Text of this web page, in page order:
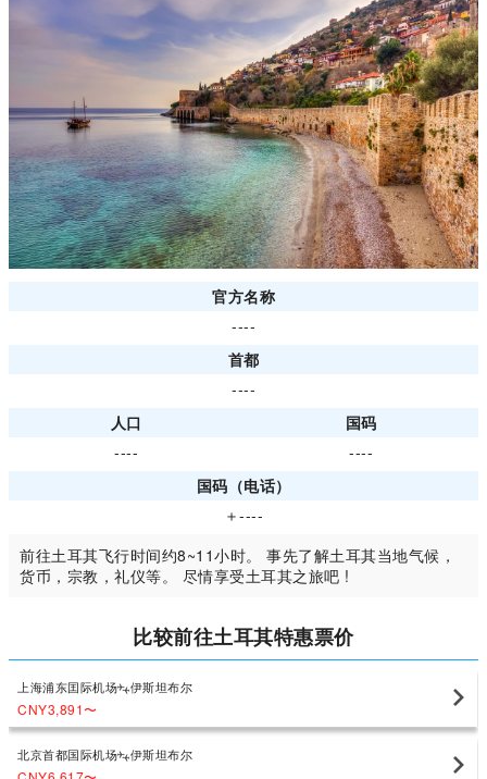
官方名称
----
首都
----
人口
国码
----
----
国码（电话）
＋----
前往土耳其飞行时间约8~11小时。 事先了解土耳其当地气候，
货币，宗教，礼仪等。 尽情享受土耳其之旅吧 !
比较前往土耳其特惠票价
上海浦东囯际机场 伊斯坦布尔
CNY3,891〜
北京首都国际机场 伊斯坦布尔